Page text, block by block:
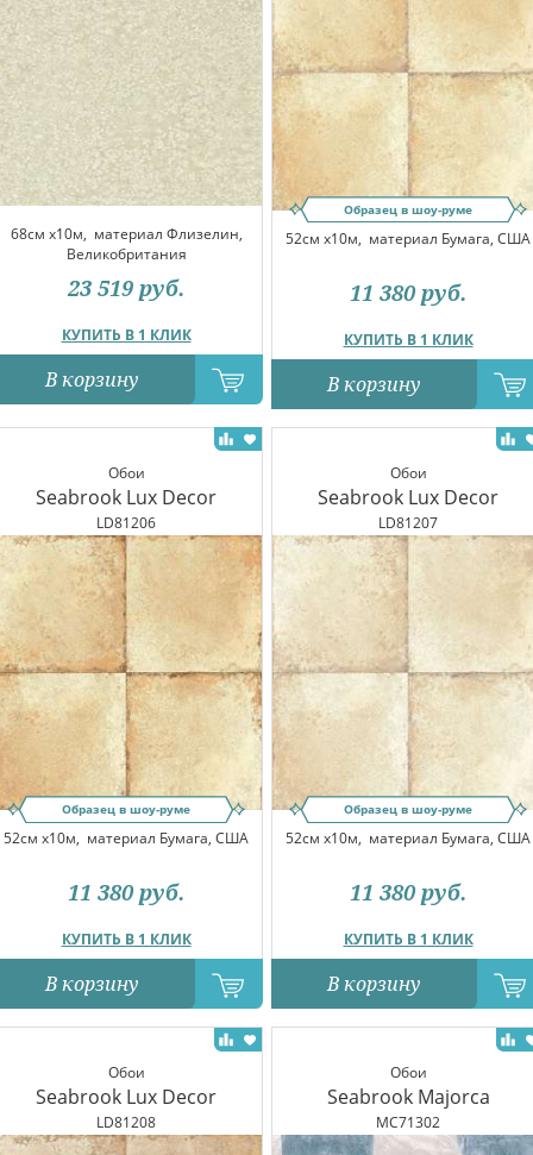
68см x10м, материал Флизелин,
Великобритания
КУПИТЬ В 1 КЛИК
23 519 руб.
В корзину
Образец в шоу-руме
52см x10м, материал Бумага, США
КУПИТЬ В 1 КЛИК
11 380 руб.
В корзину
Обои
Seabrook Lux Decor
LD81206
Образец в шоу-руме
52см x10м, материал Бумага, США
КУПИТЬ В 1 КЛИК
11 380 руб.
В корзину
Обои
Seabrook Lux Decor
LD81207
Образец в шоу-руме
52см x10м, материал Бумага, США
КУПИТЬ В 1 КЛИК
11 380 руб.
В корзину
Обои
Seabrook Lux Decor
LD81208
Обои
Seabrook Majorca
MC71302